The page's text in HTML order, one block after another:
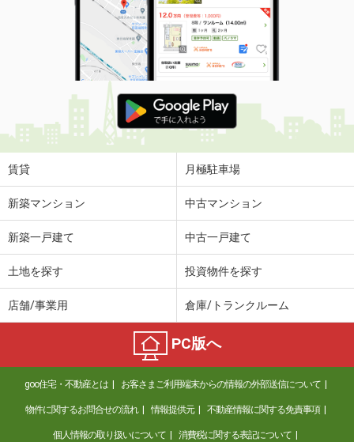
住 所
愛知県刈谷市東刈谷町２丁目
専有面積 31.46m²
間取り
1LDK
愛知県名古屋市名東区社台３丁目
価 格
5.80万円
住 所
愛知県名古屋市名東区社台３丁目
専有面積
愛知県名古屋市中川区笈瀬町２丁目
4.90万円
愛知県岡崎市庄司田１丁目
2.60万円
住 所
愛知県岡崎市庄司田１丁目
専有面積 18.3m²
間取り
1K
愛知県名古屋市西区菊井２丁目
賃貸 月極駐車場
新築マンション 中古マンション
新築一戸建て 中古一戸建て
土地を探す 投資物件を探す
店舗/事業用 倉庫/トランクルーム
PC版へ
goo住宅・不動産とは お客さまご利用端末からの情報の外部送信について
物件に関するお問合せの流れ 情報提供元 不動産情報に関する免責事項
個人情報の取り扱いについて 消費税に関する表記について